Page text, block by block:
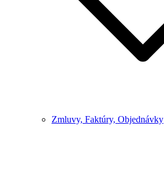
Zmluvy, Faktúry, Objednávky